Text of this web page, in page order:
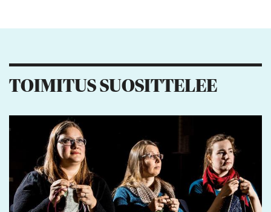
TOIMITUS SUOSITTELEE